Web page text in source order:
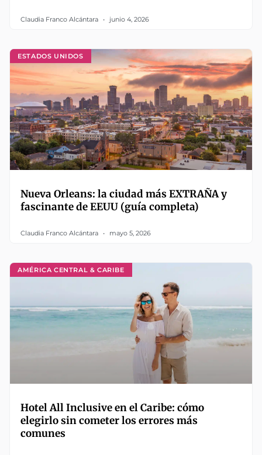
Claudia Franco Alcántara junio 4, 2026
ESTADOS UNIDOS
Nueva Orleans: la ciudad más EXTRAÑA y
fascinante de EEUU (guía completa)
Claudia Franco Alcántara mayo 5, 2026
AMÉRICA CENTRAL & CARIBE
Hotel All Inclusive en el Caribe: cómo
elegirlo sin cometer los errores más
comunes